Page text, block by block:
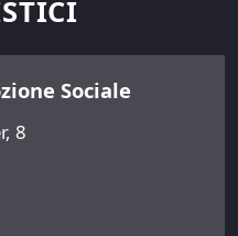
Sociale
8